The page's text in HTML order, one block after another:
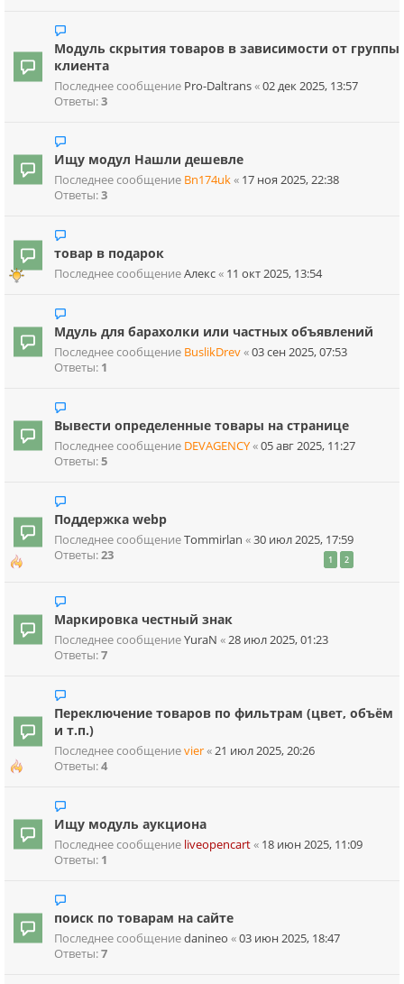
Модуль скрытия товаров в зависимости от группы
клиента
Последнее сообщение Pro-Daltrans«02 дек 2025, 13:57
Ответы:3
Ищу модул Нашли дешевле
Последнее сообщение Bn174uk« 17 ноя 2025, 22:38
Ответы:3
товар в подарок
Последнее сообщениеАлекс« 11 окт 2025, 13:54
Мдуль для барахолки или частных объявлений
Последнее сообщение BuslikDrev«03 сен 2025, 07:53
Ответы: 1
Вывести определенные товары на странице
Последнее сообщение DEVAGENCY«05 авг 2025, 11:27
Ответы:5
Поддержка webp
Последнее сообщениеTommirlan «30 июл 2025, 17:59
Ответы:23 1 2
Маркировка честный знак
Последнее сообщениеYuraN «28 июл 2025, 01:23
Ответы:7
Переключение товаров по фильтрам (цвет, объём
и т.п.)
Последнее сообщениеvier«21 июл 2025, 20:26
Ответы:4
Ищу модуль аукциона
Последнее сообщение liveopencart« 18 июн 2025, 11:09
Ответы: 1
поиск по товарам на сайте
Последнее сообщениеdanineo «03 июн 2025, 18:47
Ответы:7